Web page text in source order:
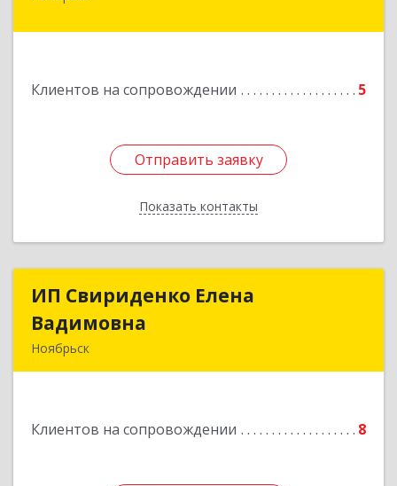
Клиентов на сопровождении 5
Отправить заявку
Показать контакты
Отправить заявку
Назад
ИП Свириденко Елена
Вадимовна
Ноябрьск
Клиентов на сопровождении 8
ИП Свириденко Елена
Подробнее